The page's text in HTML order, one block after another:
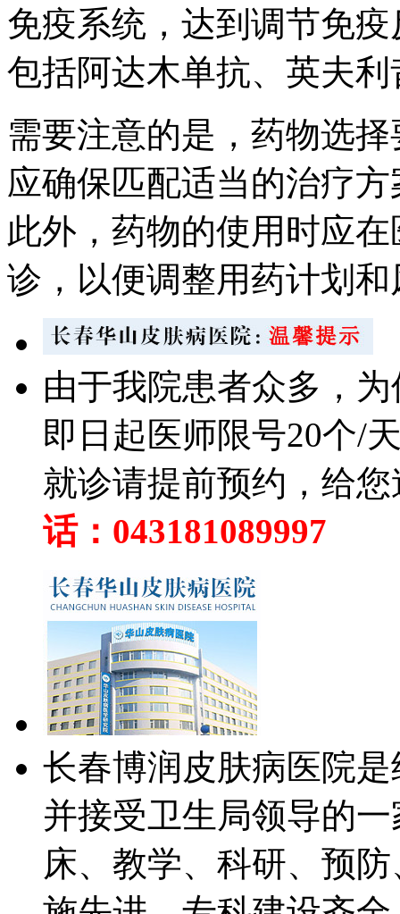
免疫系统，达到调节免
包括阿达木单抗、英夫
需要注意的是，药物选
应确保匹配适当的治疗
此外，药物的使用时应
诊，以便调整用药计划
由于我院患者众多，
即日起医师限号20个/
就诊请提前预约，给
话：043181089997
长春博润皮肤病医院
并接受卫生局领导的
床、教学、科研、预